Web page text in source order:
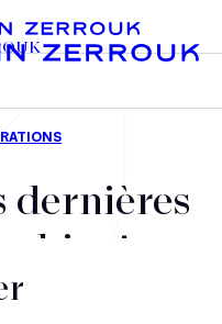
stratégiques
dernières
et nos